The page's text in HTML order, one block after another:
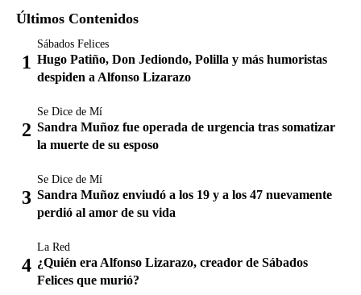
Últimos Contenidos
Sábados Felices
Hugo Patiño, Don Jediondo, Polilla y más humoristas
despiden a Alfonso Lizarazo
Se Dice de Mí
Sandra Muñoz fue operada de urgencia tras somatizar
la muerte de su esposo
Se Dice de Mí
Sandra Muñoz enviudó a los 19 y a los 47 nuevamente
perdió al amor de su vida
La Red
¿Quién era Alfonso Lizarazo, creador de Sábados
Felices que murió?